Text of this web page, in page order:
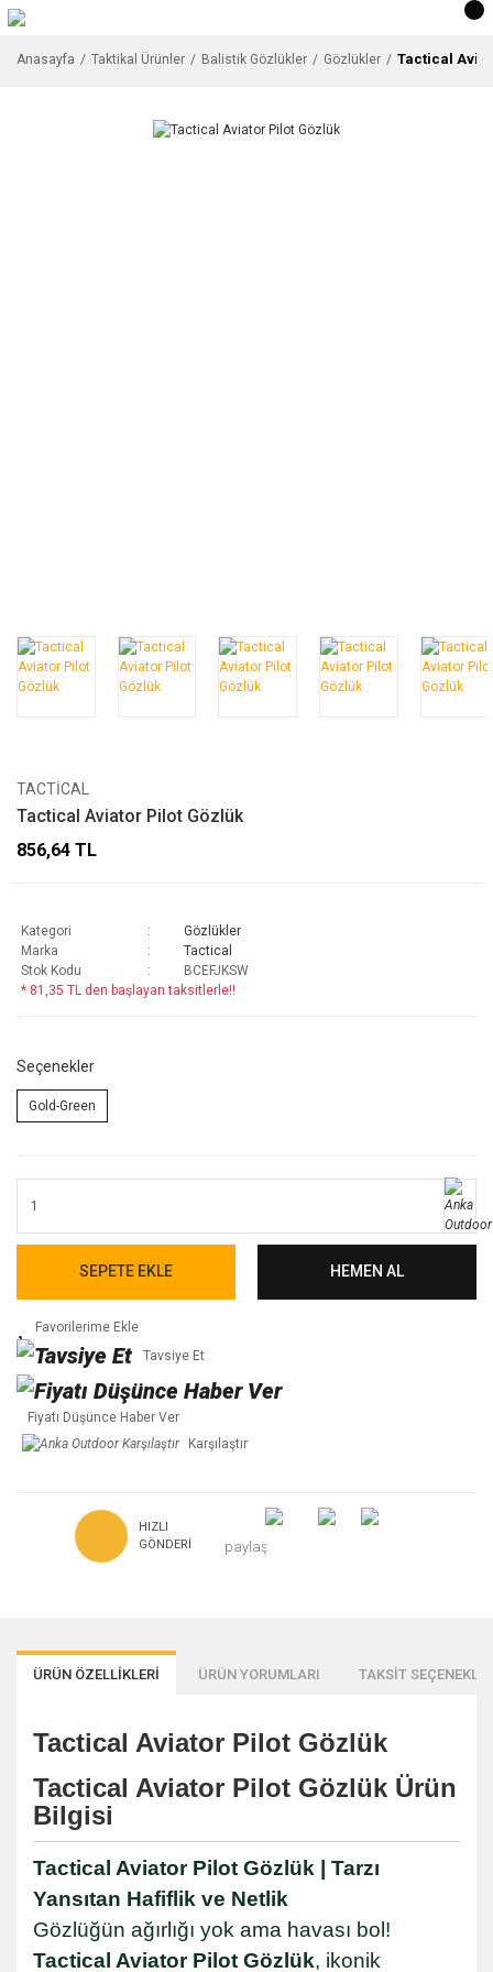
Anasayfa Taktikal Ürünler Balistik Gözlükler Gözlükler Tactical
TACTICAL
Tactical Aviator Pilot Gözlük
856,64 TL
Kategori
Gözlükler
Marka
Tactical
Stok Kodu
BCEFJKSW
* 81,35 TL den başlayan taksitlerle!!
Seçenekler
Gold-Green
SEPETE EKLE HEMEN AL
Tavsiye Et
Fiyatı Düşünce Haber Ver
Karşılaştır
HIZLI
GÖNDERI
paylaş
ÜRÜN ÖZELLİKLERİ ÜRÜN YORUMLARI TAKSİT
Tactical Aviator Pilot Gözlük
Tactical Aviator Pilot Gözlük Ürün
Bilgisi
Tactical Aviator Pilot Gözlük | Tarzı
Yansıtan Hafiflik ve Netlik
Gözlüğün ağırlığı yok ama havası bol!
Tactical Aviator Pilot Gözlük, ikonik